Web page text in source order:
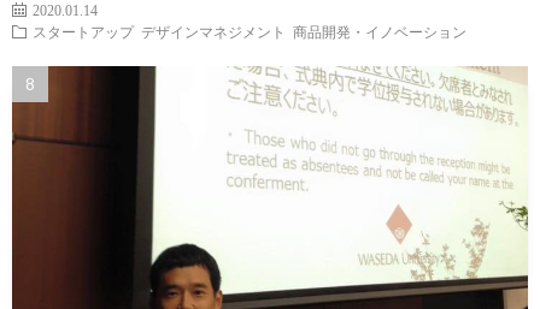
2020.01.14
スタートアップ デザインマネジメント 商品開発・イノベーション